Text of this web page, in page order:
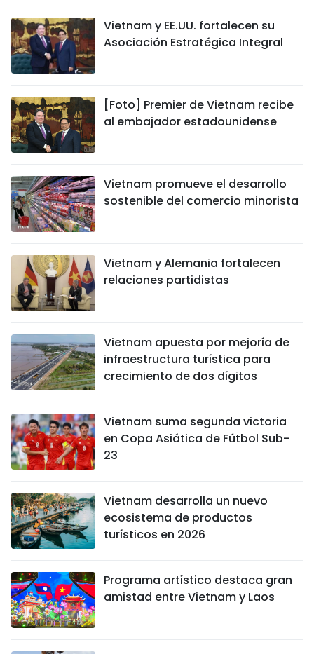
Vietnam y EE.UU. fortalecen su
Asociación Estratégica Integral
[Foto] Premier de Vietnam recibe
al embajador estadounidense
Vietnam promueve el desarrollo
sostenible del comercio minorista
Vietnam y Alemania fortalecen
relaciones partidistas
Vietnam apuesta por mejoría de
infraestructura turística para
crecimiento de dos dígitos
Vietnam suma segunda victoria
en Copa Asiática de Fútbol Sub-
23
Vietnam desarrolla un nuevo
ecosistema de productos
turísticos en 2026
Programa artístico destaca gran
amistad entre Vietnam y Laos